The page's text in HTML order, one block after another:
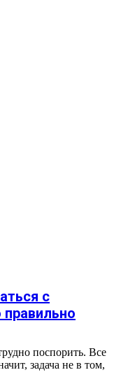
с
правильно
поспорить. Все
задача не в том,